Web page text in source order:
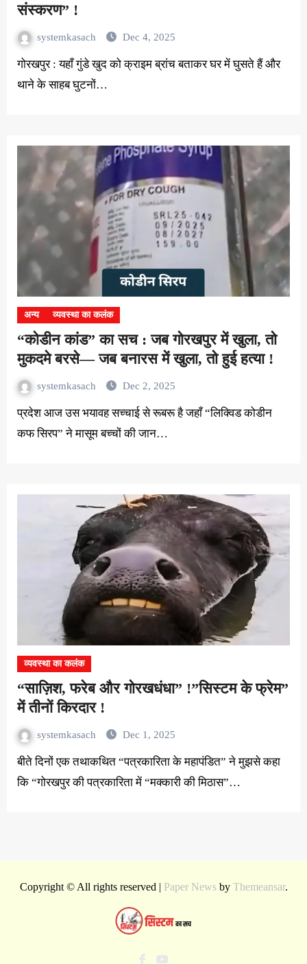
संस्करण” !
systemkasach Dec 4, 2025
गोरखपुर : यहाँ गुंडे खुद को क्राइम ब्रांच बताकर घर में घुसते हैं और
थाने के साहब घुटनों…
अन्य व्यवस्था का कलंक
“कोडीन कांड” का सच : जब गोरखपुर में खुला, तो
मुकदमे बरसे— जब बनारस में खुला, तो हुई हत्या !
systemkasach Dec 2, 2025
प्रदेश आज उस भयावह सच्चाई से रूबरू है जहाँ “लिक्विड कोडीन
कफ सिरप” ने मासूम बच्चों की जान…
व्यवस्था का कलंक
“साज़िश, फरेब और गोरखधंधा” !”सिस्टम के फ्रेम”
में तीनों किरदार !
systemkasach Dec 1, 2025
बीते दिनों एक तथाकथित “पत्रकारिता के महापंडित” ने मुझसे कहा
कि “गोरखपुर की पत्रकारिता में “मक्कारी की मिठास”…
Copyright © All rights reserved | Paper Newsby Themeansar.